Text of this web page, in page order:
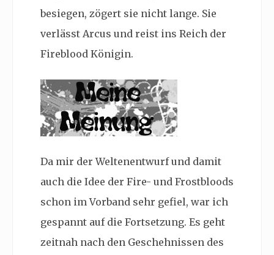
besiegen, zögert sie nicht lange. Sie
verlässt Arcus und reist ins Reich der
Fireblood Königin.
Da mir der Weltenentwurf und damit
auch die Idee der Fire- und Frostbloods
schon im Vorband sehr gefiel, war ich
gespannt auf die Fortsetzung. Es geht
zeitnah nach den Geschehnissen des